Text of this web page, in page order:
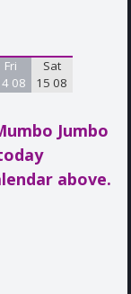
Fri
08
Sat
15 08
Jumbo
above.